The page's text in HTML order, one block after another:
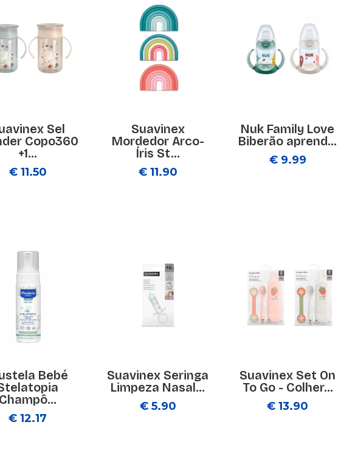
Sel
Copo360
+1...
€ 11.50
Suavinex
Mordedor Arco-
Íris St...
€ 11.90
Nuk Family Love
Biberão aprend...
€ 9.99
Bebé
Champô...
€ 12.17
Suavinex Seringa
Limpeza Nasal...
€ 5.90
Suavinex Set On
To Go - Colher...
€ 13.90